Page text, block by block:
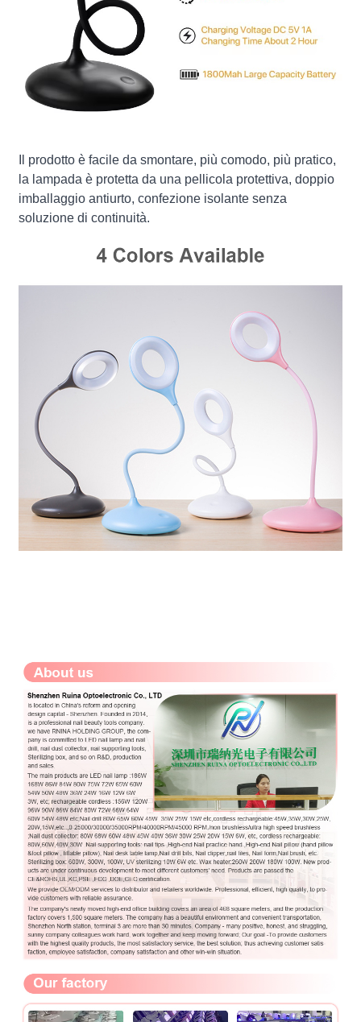
Il prodotto è facile da smontare, più comodo, più pratico,
la lampada è protetta da una pellicola protettiva, doppio
imballaggio antiurto, confezione isolante senza
soluzione di continuità.